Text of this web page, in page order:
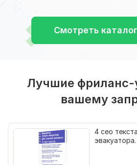
Смотреть
Лучшие фриланс-
вашему
4 сео